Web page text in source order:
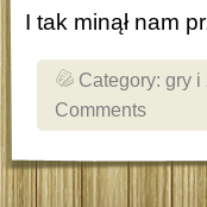
I tak minął nam
Category: gry i
Comments